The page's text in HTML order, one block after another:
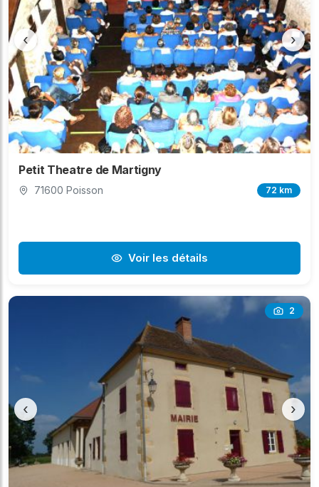
‹ ›
Petit Theatre de Martigny
71600 Poisson 72 km
Voir les détails
2
‹ ›